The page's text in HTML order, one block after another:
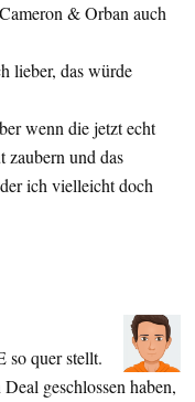
& Orban auch
lieber, das würde
wenn die jetzt echt
zaubern und das
ich vielleicht doch
so quer stellt.
geschlossen haben,